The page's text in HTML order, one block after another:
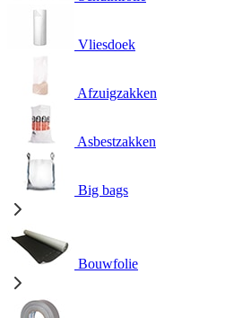
Vliesdoek
Afzuigzakken
Asbestzakken
Big bags
Bouwfolie